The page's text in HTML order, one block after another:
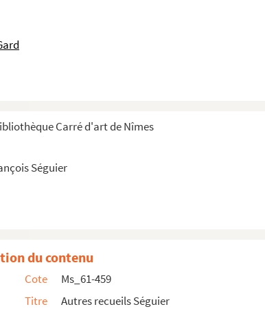
Carré d'art de Nîmes
Séguier
Nismes ».
statue du Roi. Juillet 1748 ».
du contenu
Cote
Ms_61-459
Titre
Autres recueils Séguier